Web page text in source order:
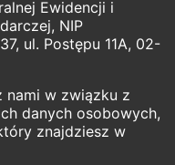
Ewidencji i
NIP
ul. Postępu 11A, 02-
nami w związku z
danych osobowych,
znajdziesz w